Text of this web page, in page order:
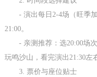
- 演出每日2-4场（旺季
21:00。
- 亲测推荐：选20:00场
玩鸣沙山，看完演出21:30左
3. 票价与座位贴士